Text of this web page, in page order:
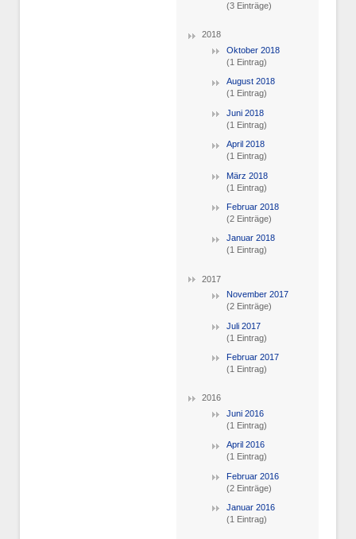
(3 Einträge)
2018
Oktober 2018
(1 Eintrag)
August 2018
(1 Eintrag)
Juni 2018
(1 Eintrag)
April 2018
(1 Eintrag)
März 2018
(1 Eintrag)
Februar 2018
(2 Einträge)
Januar 2018
(1 Eintrag)
2017
November 2017
(2 Einträge)
Juli 2017
(1 Eintrag)
Februar 2017
(1 Eintrag)
2016
Juni 2016
(1 Eintrag)
April 2016
(1 Eintrag)
Februar 2016
(2 Einträge)
Januar 2016
(1 Eintrag)